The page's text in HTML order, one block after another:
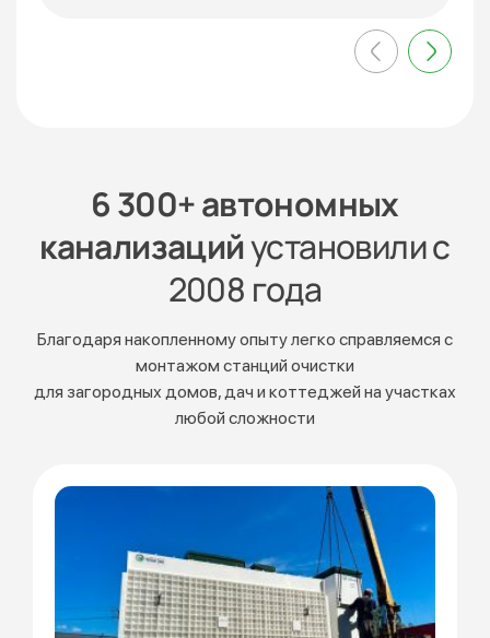
6 300+ автономных
канализацийустановили с
2008 года
Благодаря накопленному опыту легко справляемся с
монтажом станций очистки
для загородных домов, дач и коттеджей на участках
любой сложности